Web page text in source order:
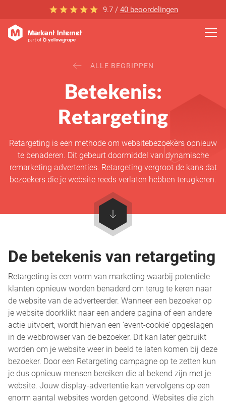
9.7 / 40 beoordelingen
ALLE BEGRIPPEN
Betekenis:
Retargeting
Retargeting is een methode om websitebezoekers opnieuw
te benaderen. Dit gebeurt doormiddel van dynamische
remarketing advertenties. Retargeting vergroot de kans dat
bezoekers die je website reeds verlaten hebben terugkeren.
De betekenis van retargeting
Retargeting is een vorm van marketing waarbij potentiële
klanten opnieuw worden benaderd om terug te keren naar
de website van de adverteerder. Wanneer een bezoeker op
je website doorklikt naar een andere pagina of een andere
actie uitvoert, wordt hiervan een ‘event-cookie’ opgeslagen
in de webbrowser van de bezoeker. Dit kan later gebruikt
worden om je website weer in beeld te laten komen bij deze
bezoeker. Door een Retargeting campagne op te zetten kun
je dus opnieuw mensen bereiken die al bekend zijn met je
website. Jouw display-advertentie kan vervolgens op een
enorm aantal websites worden getoond. Websites die zich